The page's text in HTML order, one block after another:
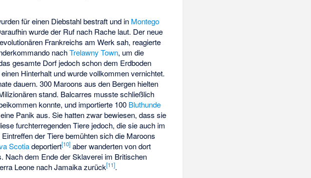
für einen Diebstahl bestraft und in Montego
wurde der Ruf nach Rache laut. Der neue
Frankreichs am Werk sah, reagierte
nachTrelawny Town, um die
gesamte Dorf jedoch schon dem Erdboden
Hinterhalt und wurde vollkommen vernichtet.
dauern. 300 Maroons aus den Bergen hielten
stand. Balcarres musste schließlich
konnte, und importierte 100 Bluthunde
Panik aus. Sie hatten zwar bewiesen, dass sie
furchterregenden Tiere jedoch, die sie auch im
der Tiere bemühten sich die Maroons
Scotiadeportiert[10]aber wanderten von dort
Nach dem Ende der Sklaverei im Britischen
Leone nach Jamaika zurück[11].